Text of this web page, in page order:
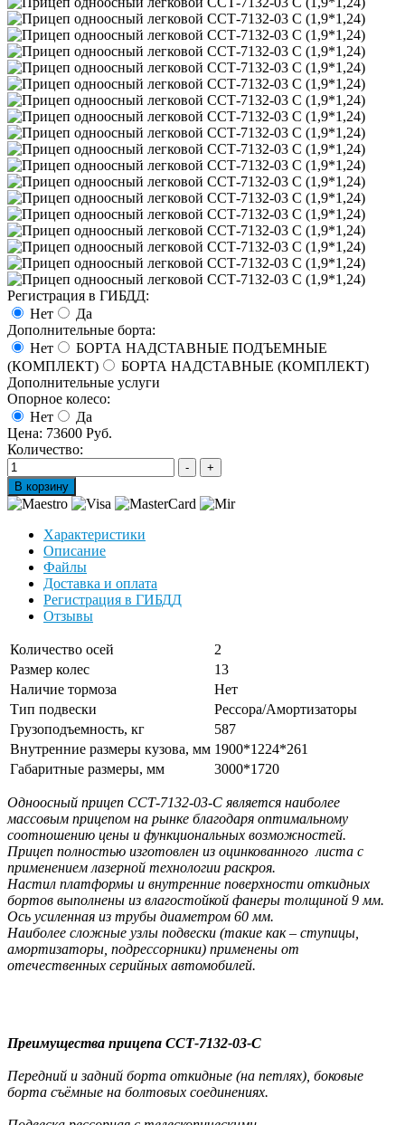
Регистрация в ГИБДД:
Нет
Да
Дополнительные борта:
Нет
БОРТА НАДСТАВНЫЕ ПОДЪЕМНЫЕ
(КОМПЛЕКТ)
БОРТА НАДСТАВНЫЕ (КОМПЛЕКТ)
Дополнительные услуги
Опорное колесо:
Нет
Да
Цена: 73600 Руб.
Количество:
Характеристики
Описание
Файлы
Доставка и оплата
Регистрация в ГИБДД
Отзывы
Количество осей
2
Размер колес
13
Наличие тормоза
Нет
Тип подвески
Рессора/Амортизаторы
Грузоподъемность, кг
587
Внутренние размеры кузова, мм 1900*1224*261
Габаритные размеры, мм
3000*1720
Одноосный прицеп ССТ-7132-03-С является наиболее
массовым прицепом на рынке благодаря оптимальному
соотношению цены и функциональных возможностей.
Прицеп полностью изготовлен из оцинкованного листа с
применением лазерной технологии раскроя.
Настил платформы и внутренние поверхности откидных
бортов выполнены из влагостойкой фанеры толщиной 9 мм.
Ось усиленная из трубы диаметром 60 мм.
Наиболее сложные узлы подвески (такие как – ступицы,
амортизаторы, подрессорники) применены от
отечественных серийных автомобилей.
Преимущества прицепа ССТ-7132-03-C
Передний и задний борта откидные (на петлях), боковые
борта съёмные на болтовых соединениях.